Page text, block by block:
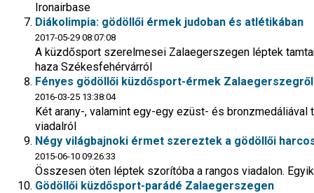
Ironairbase
Diákolimpia: gödöllői érmek judoban és atlétikában
2017-05-29 08:07:08
A küzdősport szerelmesei Zalaegerszegen léptek
haza Székesfehérvárról
Fényes gödöllői küzdősport-érmek Zalaegerszegről
2016-03-25 13:38:04
Két arany-, valamint egy-egy ezüst- és bronzmedáliával
viadalról
Négy világbajnoki érmet szereztek a gödöllői
2015-06-10 09:26:33
Összesen öten léptek szorítóba a rangos viadalon.
Gödöllői küzdősport-parádé Zalaegerszegen